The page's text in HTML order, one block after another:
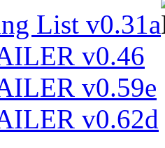
List v0.31a
v0.46
v0.59e
v0.62d